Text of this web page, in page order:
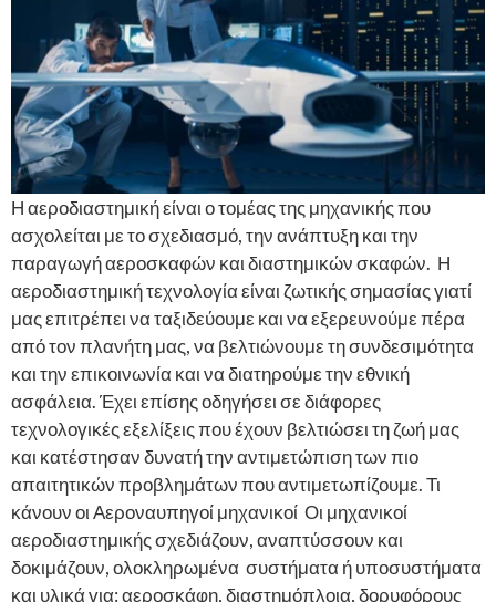
Η αεροδιαστημική είναι ο τομέας της μηχανικής που
ασχολείται με το σχεδιασμό, την ανάπτυξη και την
παραγωγή αεροσκαφών και διαστημικών σκαφών. Η
αεροδιαστημική τεχνολογία είναι ζωτικής σημασίας γιατί
μας επιτρέπει να ταξιδεύουμε και να εξερευνούμε πέρα ​​
από τον πλανήτη μας, να βελτιώνουμε τη συνδεσιμότητα
και την επικοινωνία και να διατηρούμε την εθνική
ασφάλεια. Έχει επίσης οδηγήσει σε διάφορες
τεχνολογικές εξελίξεις που έχουν βελτιώσει τη ζωή μας
και κατέστησαν δυνατή την αντιμετώπιση των πιο
απαιτητικών προβλημάτων που αντιμετωπίζουμε. Τι
κάνουν οι Αεροναυπηγοί μηχανικοί Οι μηχανικοί
αεροδιαστημικής σχεδιάζουν, αναπτύσσουν και
δοκιμάζουν, ολοκληρωμένα συστήματα ή υποσυστήματα
και υλικά για: αεροσκάφη, διαστημόπλοια, δορυφόρους